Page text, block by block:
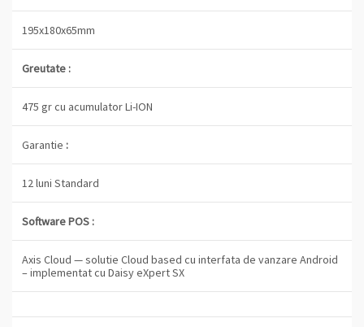
195x180x65mm
Greutate :
475 gr cu acumulator Li-ION
Garantie :
12 luni Standard
Software POS :
Axis Cloud — solutie Cloud based cu interfata de vanzare Android
– implementat cu Daisy eXpert SX